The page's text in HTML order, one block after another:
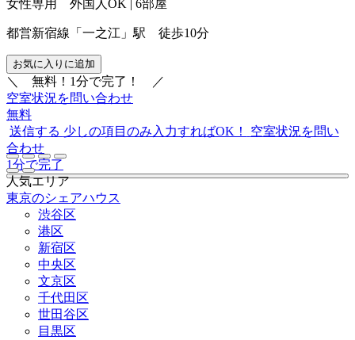
女性専用 外国人OK | 6部屋
都営新宿線「一之江」駅 徒歩10分
お気に入りに追加
＼ 無料！1分で完了！
／
空室状況を問い合わせ
無料
送信する 少しの項目のみ入力すればOK！
空室状況を問い
合わせ
1分で完了
人気エリア
東京のシェアハウス
渋谷区
港区
新宿区
中央区
文京区
千代田区
世田谷区
目黒区